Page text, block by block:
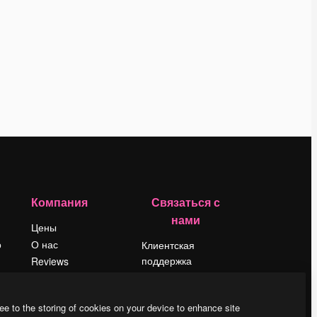
Компания
Цены
О нас
Reviews
Блог
Связаться с
нами
Клиентская
поддержка
LinkedIn
to the storing of cookies on your device to enhance site